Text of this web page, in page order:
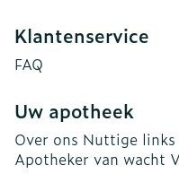
Klantenservice
FAQ
Uw apotheek
Over ons Nuttige links
Apotheker van wacht